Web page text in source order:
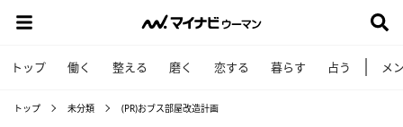
トップ 働く 整える 磨く 恋する 暮らす 占う メ
トップ 未分類 (PR)おブス部屋改造計画